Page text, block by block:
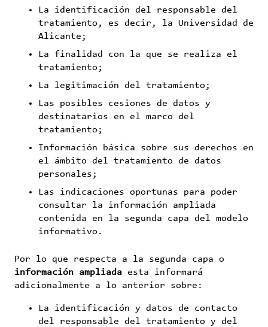
La identificación del responsable del
tratamiento, es decir, la Universidad de
Alicante;
La finalidad con la que se realiza el
tratamiento;
La legitimación del tratamiento;
Las posibles cesiones de datos y
destinatarios en el marco del
tratamiento;
Información básica sobre sus derechos en
el ámbito del tratamiento de datos
personales;
Las indicaciones oportunas para poder
consultar la información ampliada
contenida en la segunda capa del modelo
informativo.
Por lo que respecta a la segunda capa o
información ampliada esta informará
adicionalmente a lo anterior sobre:
La identificación y datos de contacto
del responsable del tratamiento y del